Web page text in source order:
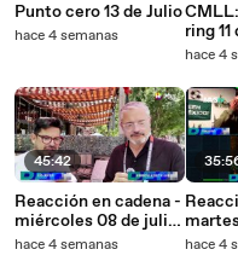
Punto cero 13 de Julio
hace 4 semanas
45:42
Reacción en cadena -
miércoles 08 de julio
2026
hace 4 semanas
ring
hace 4
2026
hace 4